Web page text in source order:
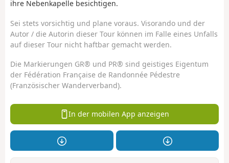
ihre Nebenkapelle besichtigen.
Sei stets vorsichtig und plane voraus. Visorando und der
Autor / die Autorin dieser Tour können im Falle eines Unfalls
auf dieser Tour nicht haftbar gemacht werden.
Die Markierungen GR® und PR® sind geistiges Eigentum
der Fédération Française de Randonnée Pédestre
(Französischer Wanderverband).
In der mobilen App anzeigen